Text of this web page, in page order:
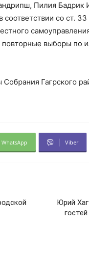
Пилия Бадрик
соответствии со ст.
повторные выборы по
Собрания Гагрского
WhatsApp Viber
Юрий